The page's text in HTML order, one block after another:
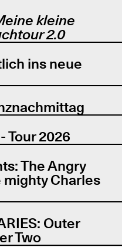
kleine
2.0
ins neue
Tour 2026
The Angry
mighty Charles
Outer
Two